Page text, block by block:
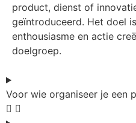
product, dienst of
geïntroduceerd. Het doel
enthousiasme en actie
doelgroep.
Voor wie organiseer je een